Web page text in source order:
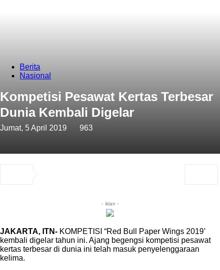
Berita
Nasional
Kompetisi Pesawat Kertas Terbesar
Dunia Kembali Digelar
Jumat, 5 April 2019 963
- iklan -
JAKARTA, ITN- KOMPETISI “Red Bull Paper Wings 2019’
kembali digelar tahun ini. Ajang begengsi kompetisi pesawat
kertas terbesar di dunia ini telah masuk penyelenggaraan
kelima.